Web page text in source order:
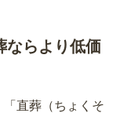
ならより低価
直葬（ちょくそ